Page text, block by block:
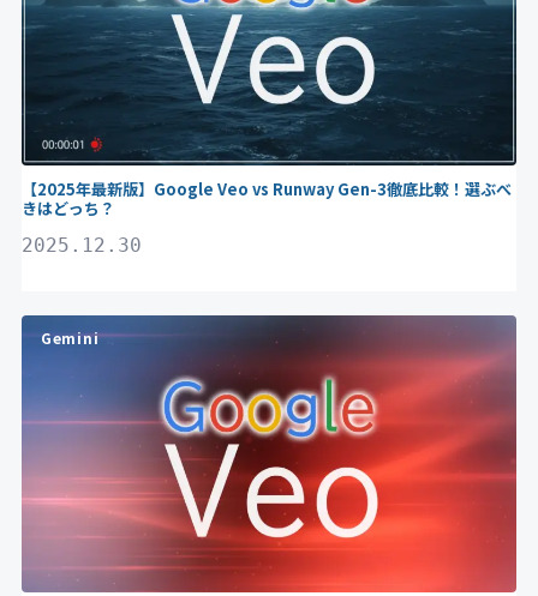
【2025年最新版】Google Veo vs Runway Gen-3徹底比較！選ぶべ
きはどっち？
2025.12.30
Gemini